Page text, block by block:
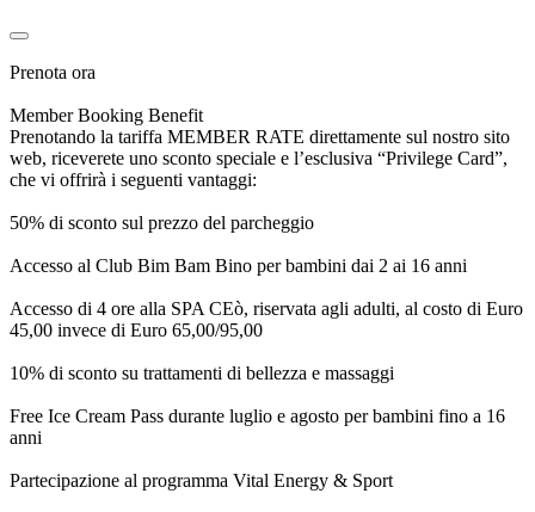
Prenota ora
Member Booking Benefit
Prenotando la tariffa MEMBER RATE direttamente sul nostro sito
web, riceverete uno sconto speciale e l’esclusiva “Privilege Card”,
che vi offrirà i seguenti vantaggi:
50% di sconto sul prezzo del parcheggio
Accesso al Club Bim Bam Bino per bambini dai 2 ai 16 anni
Accesso di 4 ore alla SPA CEò, riservata agli adulti, al costo di Euro
45,00 invece di Euro 65,00/95,00
10% di sconto su trattamenti di bellezza e massaggi
Free Ice Cream Pass durante luglio e agosto per bambini fino a 16
anni
Partecipazione al programma Vital Energy & Sport